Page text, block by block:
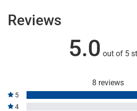
Reviews
5.0 out of 5
8 reviews
5
4